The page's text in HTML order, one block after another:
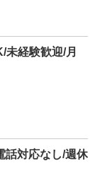
未経験歓迎/月
話対応なし/週休